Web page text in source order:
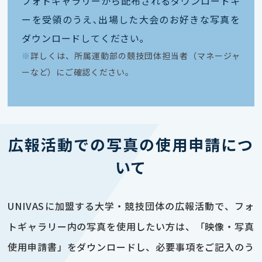
ーを受領のうえ､出場した大会のお好きな写真を
ダウンロードしてください｡
※ 詳しくは、所属運動部の競技団体担当者（マネージャ
ーなど）にご確認ください。
広報活動での写真の使用申請につ
いて
UNIVASに加盟する大学・競技団体の広報活動で、フォ
トギャラリー内の写真を使用したい方は、「映像・写真
使用申請書」をダウンロードし、必要事項をご記入のう